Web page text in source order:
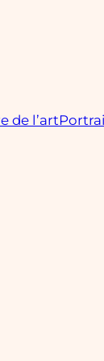
de l’art